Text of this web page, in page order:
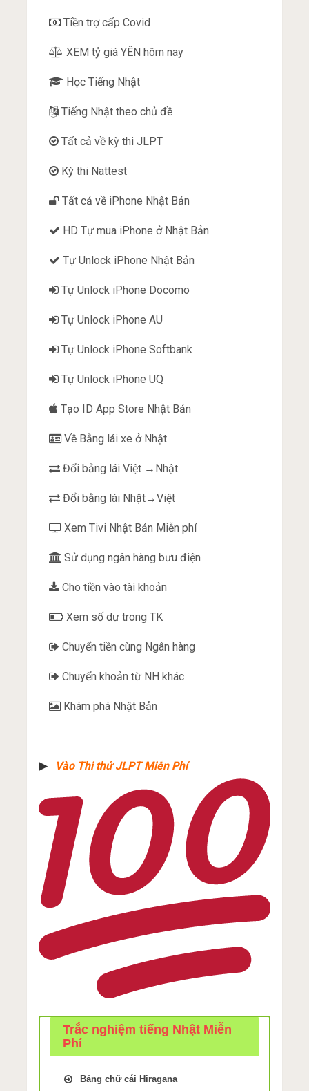
Tiền trợ cấp Covid
XEM tỷ giá YÊN hôm nay
Học Tiếng Nhật
Tiếng Nhật theo chủ đề
Tất cả về kỳ thi JLPT
Kỳ thi Nattest
Tất cả về iPhone Nhật Bản
HD Tự mua iPhone ở Nhật Bản
Tự Unlock iPhone Nhật Bản
Tự Unlock iPhone Docomo
Tự Unlock iPhone AU
Tự Unlock iPhone Softbank
Tự Unlock iPhone UQ
Tạo ID App Store Nhật Bản
Về Bằng lái xe ở Nhật
Đổi bằng lái Việt →Nhật
Đổi bằng lái Nhật→Việt
Xem Tivi Nhật Bản Miễn phí
Sử dụng ngân hàng bưu điện
Cho tiền vào tài khoản
Xem số dư trong TK
Chuyển tiền cùng Ngân hàng
Chuyển khoản từ NH khác
Khám phá Nhật Bản
▶︎ Vào Thi thử JLPT Miễn Phí
Trắc nghiệm tiếng Nhật Miễn
Phí
Bảng chữ cái Hiragana